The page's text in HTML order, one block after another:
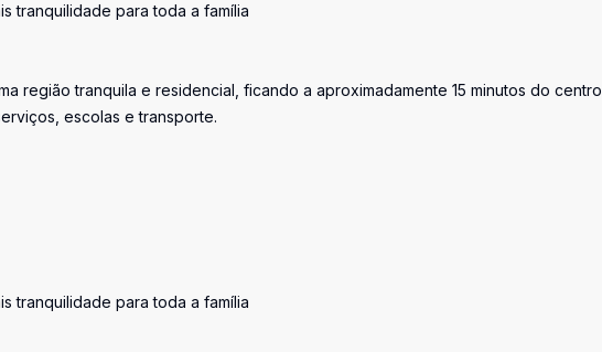
tranquilidade para toda a família
região tranquila e residencial, ficando a aproximadamente 15 minutos do centro
escolas e transporte.
tranquilidade para toda a família